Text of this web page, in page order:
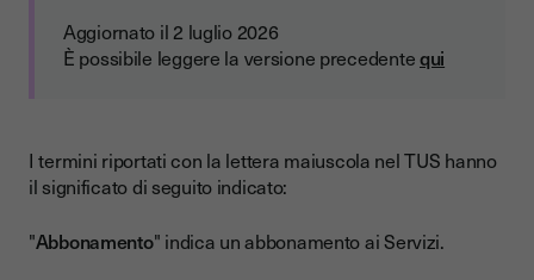
Aggiornato il 2 luglio 2026
È possibile leggere la versione precedentequi
I termini riportati con la lettera maiuscola nel TUS hanno
il significato di seguito indicato:
"Abbonamento" indica un abbonamento ai Servizi.